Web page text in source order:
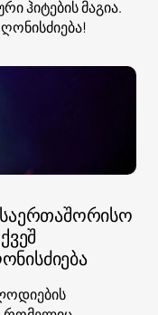
ჰიტების მაგია.
საერთაშორისო